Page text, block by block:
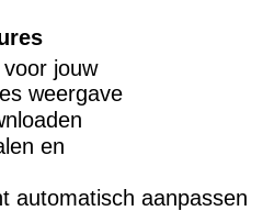
jouw
weergave
en
automatisch aanpassen